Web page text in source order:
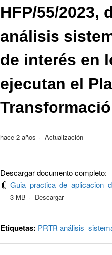
HFP/55/2023,
análisis
de interés en
ejecutan el
hace 2 años Actualización
Descargar documento completo:
3 MB Descargar
Etiquetas: PRTR